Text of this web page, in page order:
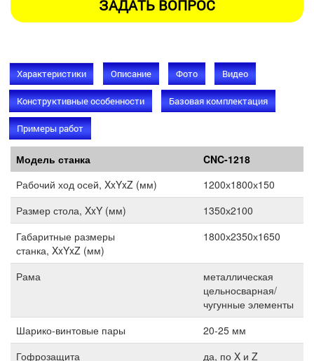
Характеристики Описание Фото Видео
Конструктивные особенности Базовая комплектация
Примеры работ
Модель станка
CNC-1218
Модель станка
CNC-1218
Рабочий ход осей, XxYxZ (мм)
1200х1800х150
Размер стола, XxY (мм)
1350х2100
Габаритные размеры
станка, XxYxZ (мм)
1800х2350х1650
Рама
металлическая
цельносварная/
чугунные элементы
Шарико-винтовые пары
20-25 мм
Гофрозащита
да, по X и Z